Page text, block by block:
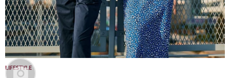
LIFESTYLE